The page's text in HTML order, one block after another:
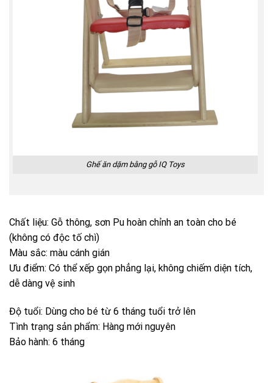
Ghế ăn dặm bằng gỗ IQ Toys
Chất liệu: Gỗ thông, sơn Pu hoàn chỉnh an toàn cho bé
(không có độc tố chì)
Màu sắc: màu cánh gián
Ưu điểm: Có thể xếp gọn phẳng lại, không chiếm diện tích,
dễ dàng vệ sinh
Độ tuổi: Dùng cho bé từ 6 tháng tuổi trở lên
Tình trạng sản phẩm: Hàng mới nguyên
Bảo hành: 6 tháng